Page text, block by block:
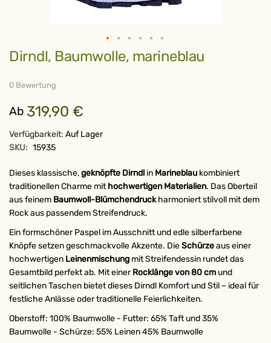
Zum
Anfang
springen
Dirndl, Baumwolle, marineblau
0 Bewertung
Ab 319,90 €
Verfügbarkeit: Auf Lager
SKU: 15935
Dieses klassische,geknöpfte Dirndl in Marineblau kombiniert
traditionellen Charme mithochwertigen Materialien. Das Oberteil
aus feinem Baumwoll-Blümchendruckharmoniert stilvoll mit dem
Rock aus passendem Streifendruck.
Ein formschöner Paspel im Ausschnitt und edle silberfarbene
Knöpfe setzen geschmackvolle Akzente. DieSchürzeaus einer
hochwertigen Leinenmischung mit Streifendessin rundet das
Gesamtbild perfekt ab. Mit einerRocklänge von 80cm und
seitlichen Taschen bietet dieses Dirndl Komfort und Stil – ideal für
festliche Anlässe oder traditionelle Feierlichkeiten.
Oberstoff: 100% Baumwolle - Futter: 65% Taft und 35%
Baumwolle - Schürze: 55% Leinen 45% Baumwolle